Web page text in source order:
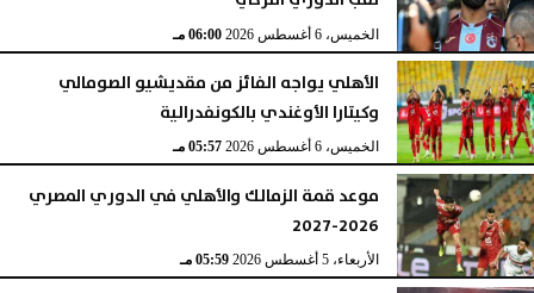
الخميس، 6 أغسطس 2026 06:00 مـ
الأهلي يواجه الفائز من مقديشيو الصومالي
وكيتارا الأوغندي بالكونفدرالية
الخميس، 6 أغسطس 2026 05:57 مـ
موعد قمة الزمالك والأهلي في الدوري المصري
2026-2027
الأربعاء، 5 أغسطس 2026 05:59 مـ